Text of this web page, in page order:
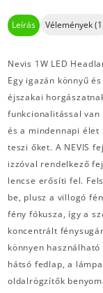
Leírás Vélemények
Nevis 1W LED
Egy igazán könnyű
éjszakai
funkcionalitással
és a mindennapi
teszi őket. A NEVIS
izzóval rendelkező
lencse erősíti fel.
be, plusz a villogó
fény fókusza, így a
koncentrált
könnyen
hátsó fedlap, a
oldalrögzítők